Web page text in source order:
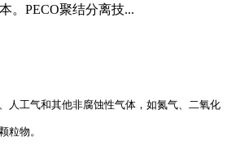
。PECO聚结分离技...
人工气和其他非腐蚀性气体，如氮气、二氧化
粒物。